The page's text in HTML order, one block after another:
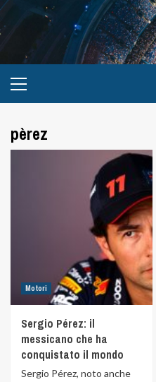
pèrez
Motori
Sergio Pérez: il
messicano che ha
conquistato il mondo
Sergio Pérez, noto anche